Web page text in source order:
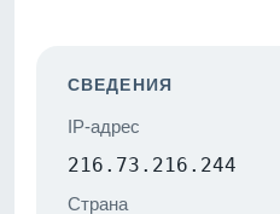
СВЕДЕНИЯ
IP-адрес
216.73.216.244
Страна